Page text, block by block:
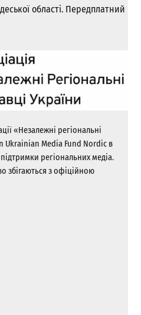
області. Передплатний
«Незалежні регіональні
Ukrainian Media Fund Nordic в
регіональних медіа.
збігаються з офіційною